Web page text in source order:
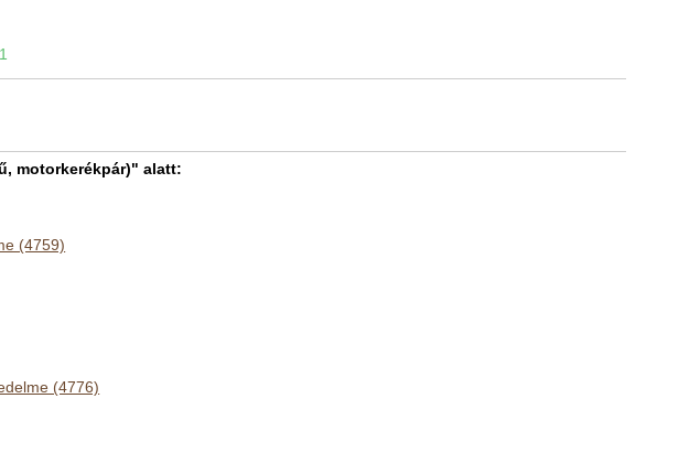
motorkerékpár)" alatt:
(4759)
(4776)